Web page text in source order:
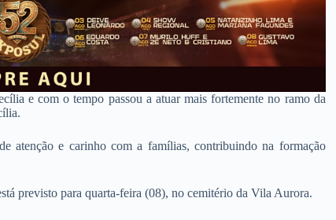
e com o tempo passou a atuar mais fortemente no ramo da
atenção e carinho com a famílias, contribuindo na formação
previsto para quarta-feira (08), no cemitério da Vila Aurora.